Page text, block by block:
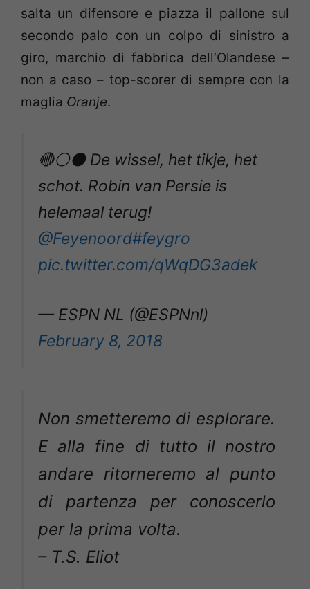
salta un difensore e piazza il pallone sul
secondo palo con un colpo di sinistro a
giro, marchio di fabbrica dell’Olandese –
non a caso – top-scorer di sempre con la
maglia Oranje.
🔴⚪️⚫️ De wissel, het tikje, het
schot. Robin van Persie is
helemaal terug!
@Feyenoord#feygro
pic.twitter.com/qWqDG3adek
— ESPN NL (@ESPNnl)
February 8, 2018
Non smetteremo di esplorare.
E alla fine di tutto il nostro
andare ritorneremo al punto
di partenza per conoscerlo
per la prima volta.
– T.S. Eliot